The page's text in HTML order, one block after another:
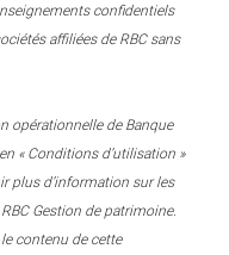
confidentiels
affiliées de RBC sans
opérationnelle de Banque
« Conditions d’utilisation »
plus d’information sur les
Gestion de patrimoine.
contenu de cette